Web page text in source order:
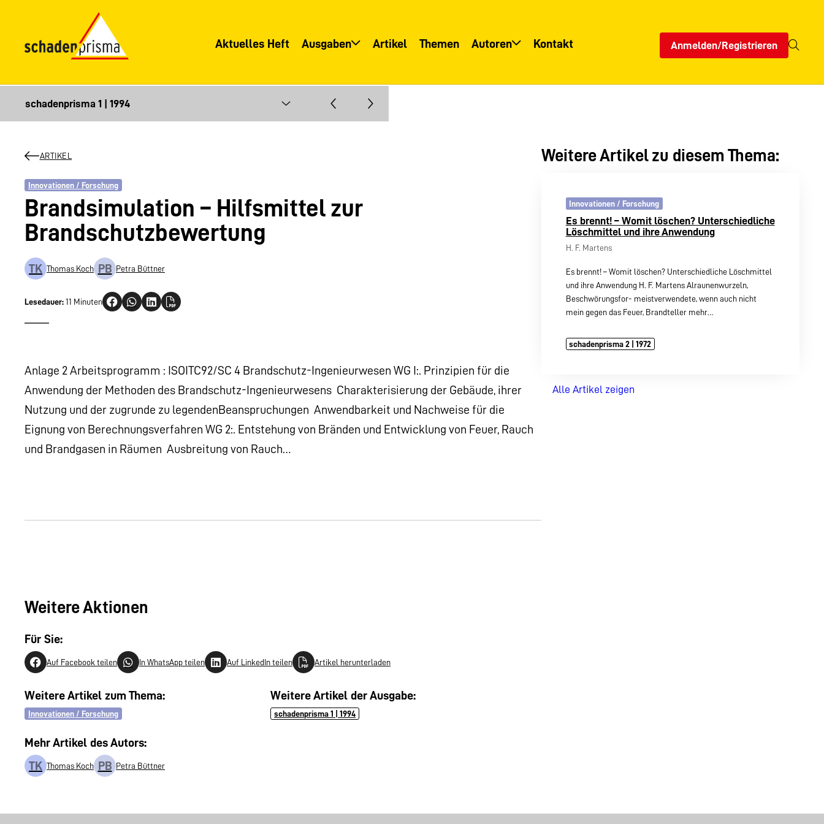
Aktuelles Heft Ausgaben
Informationsservice
Artikel Themen Autoren Kontakt Anmelden/Registrieren
ARTIKEL
Innovationen / Forschung
Brandsimulation – Hilfsmittel zur
Brandschutzbewertung
TK Thomas Koch PB Petra Büttner
Lesedauer: 11 Minuten
Anlage 2 Arbeitsprogramm : ISOITC92/SC 4 Brandschutz-Ingenieurwesen WG I:. Prinzipien für die
Anwendung der Methoden des Brandschutz-Ingenieurwesens  Charakterisierung der Gebäude, ihrer
Nutzung und der zugrunde zu legendenBeanspruchungen  Anwendbarkeit und Nachweise für die
Eignung von Berechnungsverfahren WG 2:. Entstehung von Bränden und Entwicklung von Feuer, Rauch
und Brandgasen in Räumen  Ausbreitung von Rauch…
Weitere Aktionen
Für Sie:
Auf Facebook teilen In WhatsApp teilen Auf LinkedIn teilen Artikel herunterladen
Weitere Artikel zum Thema:
Innovationen / Forschung
Weitere Artikel der Ausgabe:
schadenprisma 1 | 1994
Mehr Artikel des Autors:
TK Thomas Koch PB Petra Büttner
Weitere Artikel zu diesem Thema:
Innovationen / Forschung
Es brennt! – Womit löschen? Unterschiedliche
Löschmittel und ihre Anwendung
H. F. Martens
Es brennt! – Womit löschen? Unterschiedliche Löschmittel
und ihre Anwendung H. F. Martens Alraunenwurzeln,
Beschwörungsfor- meistverwendete, wenn auch nicht
mein gegen das Feuer, Brandteller mehr…
schadenprisma 2 | 1972
Alle Artikel zeigen